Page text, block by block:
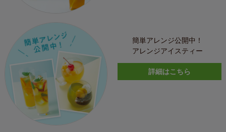
簡単アレンジ公開中！
アレンジアイスティー
詳細はこちら